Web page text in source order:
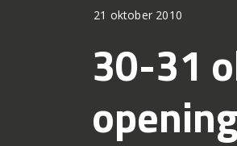
21 oktober 2010
30-31